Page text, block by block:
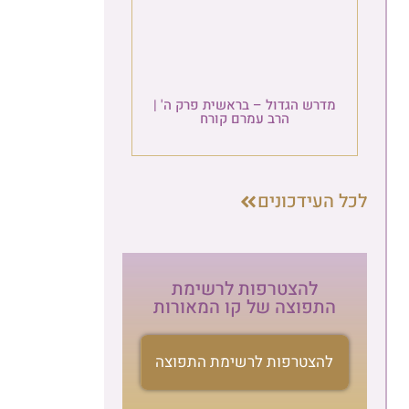
מדרש הגדול – בראשית פרק ה' |
הרב עמרם קורח
להצטרפות לרשימת
התפוצה של קו המאורות
להצטרפות לרשימת התפוצה